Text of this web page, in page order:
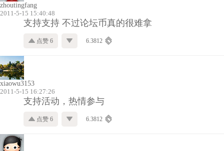
zhoutingfang
2011-5-15 15:40:48
支持支持 不过论坛币真的很难拿
点赞 6 6.3812
xiaowu3153
2011-5-15 16:27:26
支持活动，热情参与
点赞 6 6.3812